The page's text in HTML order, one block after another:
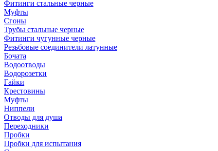
Фитинги стальные черные
Муфты
Сгоны
Трубы стальные черные
Фитинги чугунные черные
Резьбовые соединители латунные
Бочата
Водоотводы
Водорозетки
Гайки
Крестовины
Муфты
Ниппели
Отводы для душа
Переходники
Пробки
Пробки для испытания